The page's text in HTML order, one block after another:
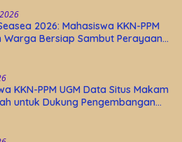
2026: Mahasiswa KKN-PPM
Warga Bersiap Sambut Perayaan
KKN-PPM UGM Data Situs Makam
untuk Dukung Pengembangan